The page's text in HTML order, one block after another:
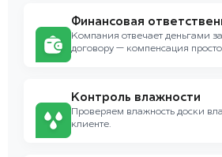
Финансовая
Компания отвечает деньгами
договору — компенсация
Контроль влажности
Проверяем влажность доски
клиенте.